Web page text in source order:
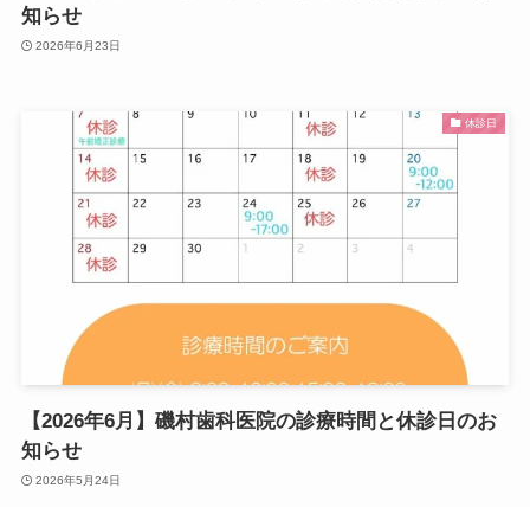
知らせ
2026年6月23日
休診日
【2026年6月】磯村歯科医院の診療時間と休診日のお
知らせ
2026年5月24日